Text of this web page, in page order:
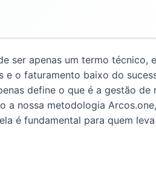
ser apenas um termo técnico,
o faturamento baixo do
define o que é a gestão de
a nossa metodologia
é fundamental para quem